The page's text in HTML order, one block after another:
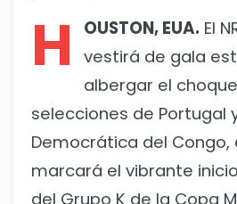
H OUSTON, EUA. El
vestirá de gala
albergar el
selecciones de Portugal
Democrática del Congo,
marcará el vibrante
del Grupo K de la Copa